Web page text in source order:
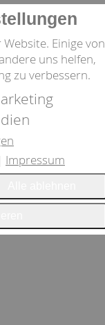
Einige von
uns helfen,
zu verbessern.
Impressum